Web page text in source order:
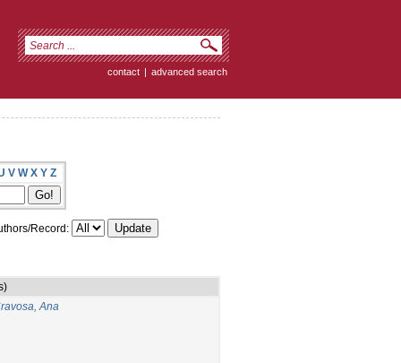
contact | advanced search
V W X Y Z
Record:
Ana